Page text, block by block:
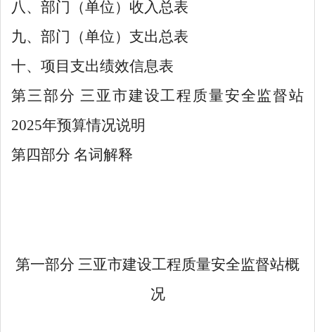
八、部门（单位）收入总表
九、部门（单位）支出总表
十、项目支出绩效信息表
第三部分 三亚市建设工程质量安全监督站
2025年预算情况说明
第四部分 名词解释
第一部分 三亚市建设工程质量安全监督站概
况